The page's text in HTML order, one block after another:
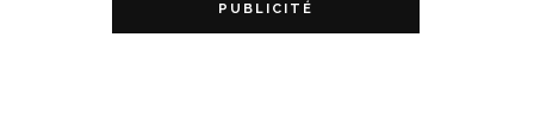
PUBLICITÉ